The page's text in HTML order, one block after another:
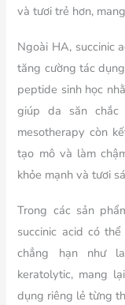
và tươi trẻ hơn,
Ngoài HA, succinic
tăng cường tác
peptide sinh học
giúp da săn
mesotherapy còn
tạo mô và làm
khỏe mạnh và tươi
Trong các sản
succinic acid có
chẳng hạn như
keratolytic, mang
dụng riêng lẻ từng